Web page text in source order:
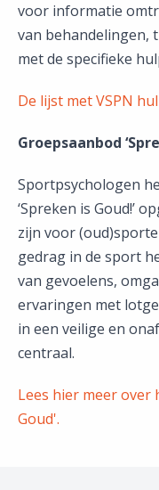
voor informatie
van behandelingen,
met de specifieke
De lijst met VSPN
Groepsaanbod
Sportpsychologen
‘Spreken is Goud!’
zijn voor
gedrag in de sport
van gevoelens,
ervaringen met
in een veilige en
centraal.
Lees hier meer over
Goud'.